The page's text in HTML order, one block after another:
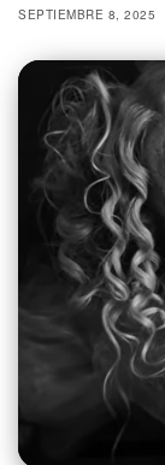
SEPTIEMBRE 8, 2025